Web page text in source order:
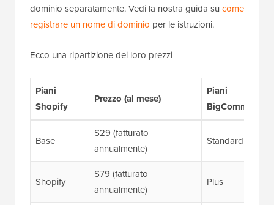
dominio separatamente. Vedi la nostra guida su come
registrare un nome di dominio per le istruzioni.
Ecco una ripartizione dei loro prezzi
Piani
Shopify
Prezzo (al mese)
Piani
BigCommerce
Base
$29 (fatturato
annualmente)
Standard
Shopify
$79 (fatturato
annualmente)
Plus